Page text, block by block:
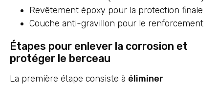
Revêtement époxy pour la protection finale
Couche anti-gravillon pour le renforcement
Étapes pour enlever la corrosion et
protéger le berceau
La première étape consiste à éliminer